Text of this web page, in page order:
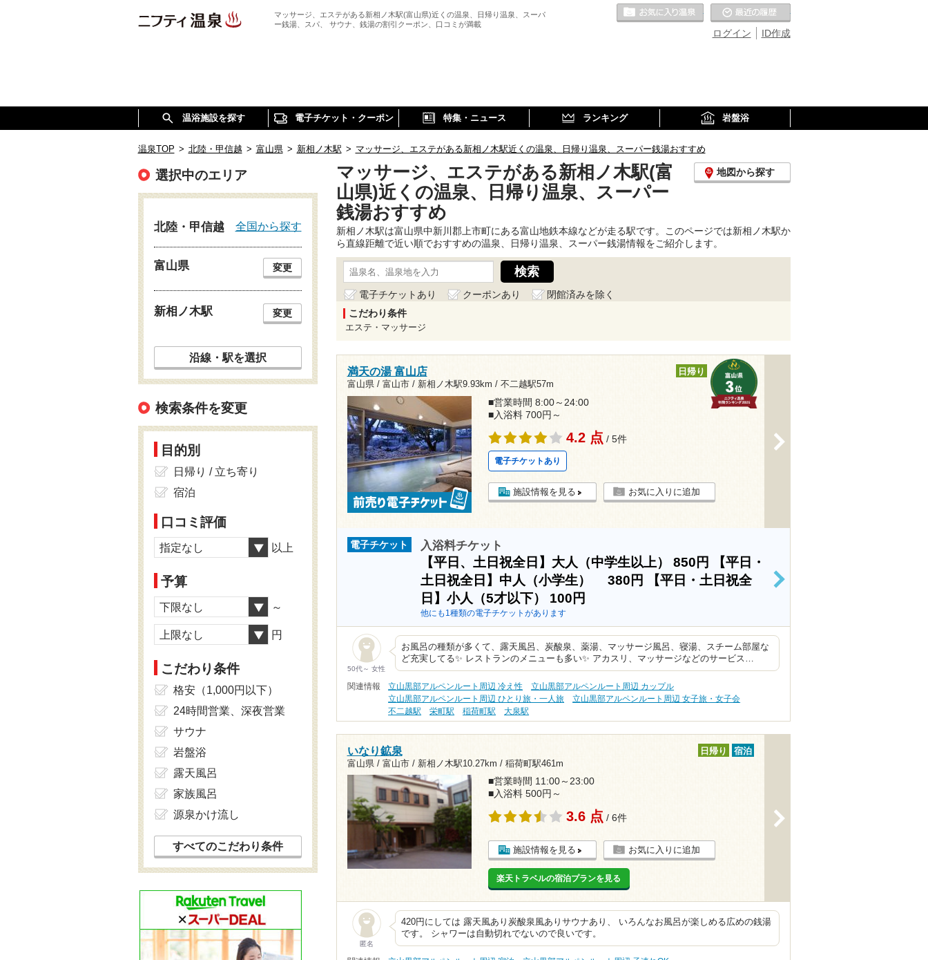
マッサージ、エステがある新相ノ木駅(富山県)近くの温泉、日帰り温泉、スーパ
ー銭湯、スパ、 サウナ、銭湯の割引クーポン、口コミが満載
ID作成
ログイン
お気に入りの温泉
温浴施設を探す 電子チケット・クーポン 特集・ニュース ランキング 岩盤浴
温泉TOP > 北陸・甲信越 > 富山県 > 新相ノ木駅 > マッサージ、エステがある新相ノ木駅近くの温泉、日帰り温泉、スーパー銭湯おすすめ
マッサージ、エステがある新相ノ木駅(富
山県)近くの温泉、日帰り温泉、スーパー
銭湯おすすめ
地図から探す
新相ノ木駅は富山県中新川郡上市町にある富山地鉄本線などが走る駅です。このページでは新相ノ木駅か
ら直線距離で近い順でおすすめの温泉、日帰り温泉、スーパー銭湯情報をご紹介します。
電子チケットあり クーポンあり
閉館済みを除く
こだわり条件
エステ・マッサージ
満天の湯 富山店
富山県 / 富山市 / 新相ノ木駅9.93km / 不二越駅57m
日帰り
■営業時間 8:00～24:00
■入浴料 700円～
4.2 点 / 5件
電子チケットあり
施設情報を見る お気に入りに追加
電子チケット 入浴料チケット
【平日、土日祝全日】大人（中学生以上） 850円
【平日・
土日祝全日】中人（小学生） 380円
【平日・土日祝全
日】小人（5才以下） 100円
他にも1種類の電子チケットがあります
>
50代～ 女性
お風呂の種類が多くて、露天風呂、炭酸泉、薬湯、マッサージ風呂、寝湯、スチーム部屋な
ど充実してる✨ レストランのメニューも多い✨ アカスリ、マッサージなどのサービス…
関連情報 立山黒部アルペンルート周辺 冷え性
立山黒部アルペンルート周辺 カップル
立山黒部アルペンルート周辺 ひとり旅・一人旅
立山黒部アルペンルート周辺 女子旅・女子会
不二越駅
栄町駅 稲荷町駅 大泉駅
いなり鉱泉
富山県 / 富山市 / 新相ノ木駅10.27km / 稲荷町駅461m
日帰り 宿泊
■営業時間 11:00～23:00
■入浴料 500円～
3.6 点 / 6件
施設情報を見る お気に入りに追加
楽天トラベルの宿泊プランを見る
匿名
420円にしては 露天風あり炭酸泉風ありサウナあり、 いろんなお風呂が楽しめる広めの銭湯
です。 シャワーは自動切れでないので良いです。
選択中のエリア
北陸・甲信越 全国から探す
富山県 変更
新相ノ木駅 変更
沿線・駅を選択
検索条件を変更
目的別
日帰り / 立ち寄り
宿泊
口コミ評価
指定なし 以上
予算
下限なし ～
上限なし 円
こだわり条件
格安（1,000円以下）
24時間営業、深夜営業
サウナ
岩盤浴
露天風呂
家族風呂
源泉かけ流し
すべてのこだわり条件